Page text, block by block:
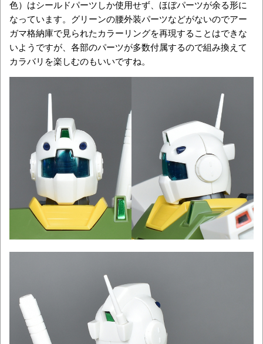
色）はシールドパーツしか使用せず、ほぼパーツが余る形に
なっています。グリーンの腰外装パーツなどがないのでアー
ガマ格納庫で見られたカラーリングを再現することはできな
いようですが、各部のパーツが多数付属するので組み換えて
カラバリを楽しむのもいいですね。